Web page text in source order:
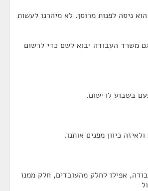
ניסה לפנות מרוסן. לא מיהרנו לעשות
משרד העבודה יבוא לשם כדי לרשום
בשבוע לרישום.
כיוון מפנים אותנו.
אפילו לחלק מהעובדים, חלק ממנו